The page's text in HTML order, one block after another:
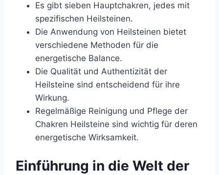
Es gibt sieben Hauptchakren, jedes mit
spezifischen Heilsteinen.
Die Anwendung von Heilsteinen bietet
verschiedene Methoden für die
energetische Balance.
Die Qualität und Authentizität der
Heilsteine sind entscheidend für ihre
Wirkung.
Regelmäßige Reinigung und Pflege der
Chakren Heilsteine sind wichtig für deren
energetische Wirksamkeit.
Einführung in die Welt der